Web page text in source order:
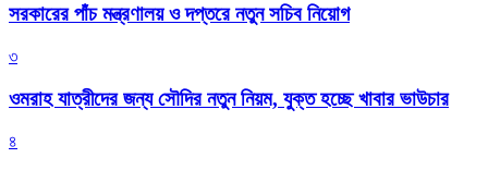
সরকারের পাঁচ মন্ত্রণালয় ও দপ্তরে নতুন সচিব নিয়োগ
৩
ওমরাহ যাত্রীদের জন্য সৌদির নতুন নিয়ম, যুক্ত হচ্ছে খাবার ভাউচার
৪